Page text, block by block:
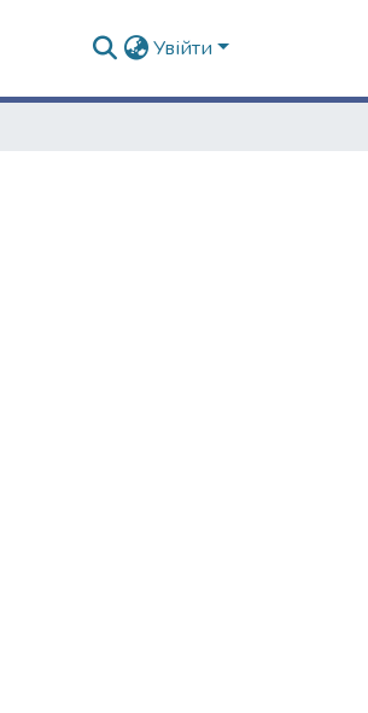
Увійти